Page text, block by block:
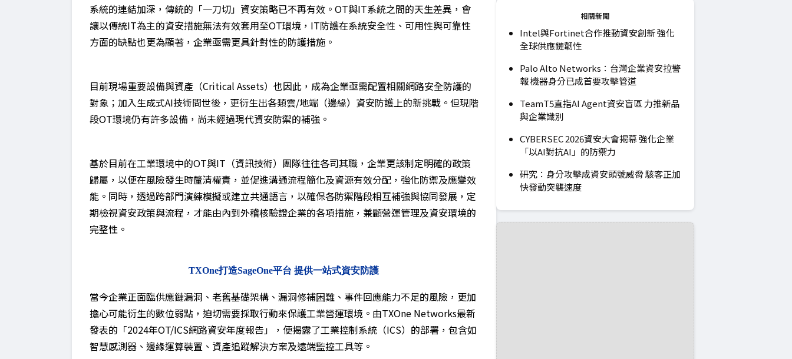
系統的連結加深，傳統的「一刀切」資安策略已不再有效。OT與IT系統之間的天生差異，會
讓以傳統IT為主的資安措施無法有效套用至OT環境，IT防護在系統安全性、可用性與可靠性
方面的缺點也更為顯著，企業亟需更具針對性的防護措施。
目前現場重要設備與資產（Critical Assets）也因此，成為企業亟需配置相關網路安全防護的
對象；加入生成式AI技術問世後，更衍生出各類雲/地端（邊緣）資安防護上的新挑戰。但現階
段OT環境仍有許多設備，尚未經過現代資安防禦的補強。
基於目前在工業環境中的OT與IT（資訊技術）團隊往往各司其職，企業更該制定明確的政策
歸屬，以便在風險發生時釐清權責，並促進溝通流程簡化及資源有效分配，強化防禦及應變效
能。同時，透過跨部門演練模擬或建立共通語言，以確保各防禦階段相互補強與協同發展，定
期檢視資安政策與流程，才能由內到外稽核驗證企業的各項措施，兼顧營運管理及資安環境的
完整性。
TXOne打造SageOne平台 提供一站式資安防護
當今企業正面臨供應鏈漏洞、老舊基礎架構、漏洞修補困難、事件回應能力不足的風險，更加
擔心可能衍生的數位弱點，迫切需要採取行動來保護工業營運環境。由TXOne Networks最新
發表的「2024年OT/ICS網路資安年度報告」，便揭露了工業控制系統（ICS）的部署，包含如
智慧感測器、邊緣運算裝置、資產追蹤解決方案及遠端監控工具等。
相關新聞
Intel與Fortinet合作推動資安創新 強化
全球供應鏈韌性
Palo Alto Networks：台灣企業資安拉警
報 機器身分已成首要攻擊管道
TeamT5直指AI Agent資安盲區 力推新品
與企業識別
CYBERSEC 2026資安大會揭幕 強化企業
「以AI對抗AI」的防禦力
研究：身分攻擊成資安頭號威脅 駭客正加
快發動突襲速度